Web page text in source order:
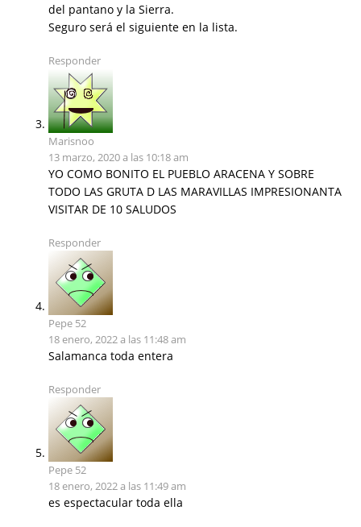
del pantano y la Sierra.
Seguro será el siguiente en la lista.
Responder
Marisnoo
13 marzo, 2020 a las 10:18 am
YO COMO BONITO EL PUEBLO ARACENA Y SOBRE
TODO LAS GRUTA D LAS MARAVILLAS IMPRESIONANTA
VISITAR DE 10 SALUDOS
Responder
Pepe 52
18 enero, 2022 a las 11:48 am
Salamanca toda entera
Responder
Pepe 52
18 enero, 2022 a las 11:49 am
es espectacular toda ella